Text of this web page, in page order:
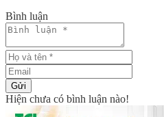
Bình luận
Gửi
Hiện chưa có bình luận nào!